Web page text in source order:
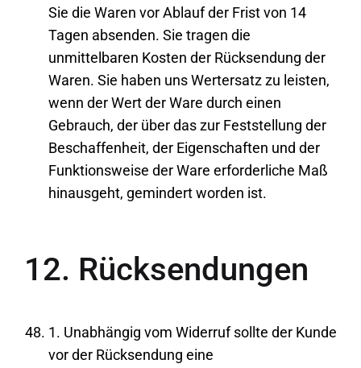
Sie die Waren vor Ablauf der Frist von 14
Tagen absenden. Sie tragen die
unmittelbaren Kosten der Rücksendung der
Waren. Sie haben uns Wertersatz zu leisten,
wenn der Wert der Ware durch einen
Gebrauch, der über das zur Feststellung der
Beschaffenheit, der Eigenschaften und der
Funktionsweise der Ware erforderliche Maß
hinausgeht, gemindert worden ist.
12. Rücksendungen
1. Unabhängig vom Widerruf sollte der Kunde
vor der Rücksendung eine